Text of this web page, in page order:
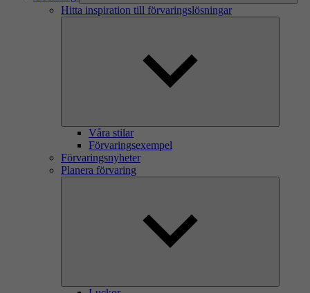
Hitta inspiration till förvaringslösningar
Våra stilar
Förvaringsexempel
Förvaringsnyheter
Planera förvaring